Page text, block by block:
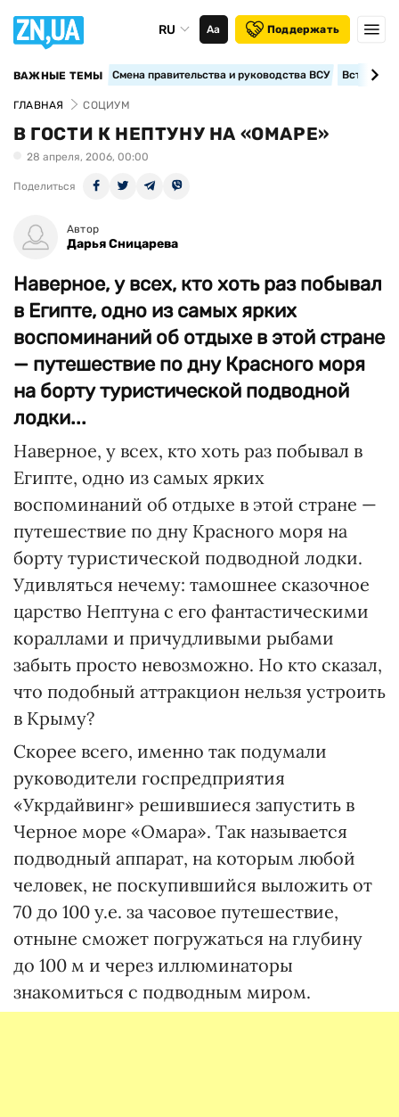
RU Аа Поддержать
ВАЖНЫЕ ТЕМЫ Смена правительства и руководства ВСУ
ГЛАВНАЯ СОЦИУМ
В ГОСТИ К НЕПТУНУ НА «ОМАРЕ»
28 апреля, 2006, 00:00
Поделиться
Автор
Дарья Сницарева
Наверное, у всех, кто хоть раз побывал
в Египте, одно из самых ярких
воспоминаний об отдыхе в этой стране
— путешествие по дну Красного моря
на борту туристической подводной
лодки...
Наверное, у всех, кто хоть раз побывал в
Египте, одно из самых ярких
воспоминаний об отдыхе в этой стране —
путешествие по дну Красного моря на
борту туристической подводной лодки.
Удивляться нечему: тамошнее сказочное
царство Нептуна с его фантастическими
кораллами и причудливыми рыбами
забыть просто невозможно. Но кто сказал,
что подобный аттракцион нельзя устроить
в Крыму?
Скорее всего, именно так подумали
руководители госпредприятия
«Укрдайвинг» решившиеся запустить в
Черное море «Омара». Так называется
подводный аппарат, на которым любой
человек, не поскупившийся выложить от
70 до 100 у.е. за часовое путешествие,
отныне сможет погружаться на глубину
до 100 м и через иллюминаторы
знакомиться с подводным миром.